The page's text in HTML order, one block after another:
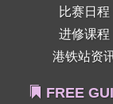
比赛日程
进修课程
港铁站资
FREE